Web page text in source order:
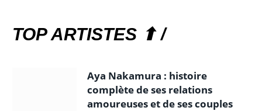
TOP ARTISTES ⬆ /
Aya Nakamura : histoire
complète de ses relations
amoureuses et de ses couples